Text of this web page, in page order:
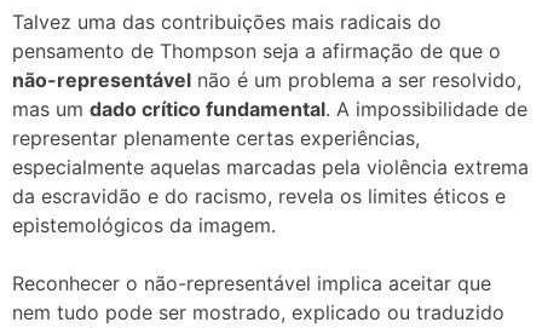
Talvez uma das contribuições mais radicais do
pensamento de Thompson seja a afirmação de que o
não-representável não é um problema a ser resolvido,
mas um dado crítico fundamental. A impossibilidade de
representar plenamente certas experiências,
especialmente aquelas marcadas pela violência extrema
da escravidão e do racismo, revela os limites éticos e
epistemológicos da imagem.
Reconhecer o não-representável implica aceitar que
nem tudo pode ser mostrado, explicado ou traduzido